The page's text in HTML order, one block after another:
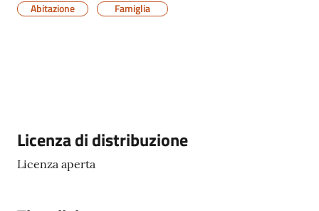
gli
argomenti
Abitazione Famiglia
Descrizione
Licenza di distribuzione
Licenza aperta